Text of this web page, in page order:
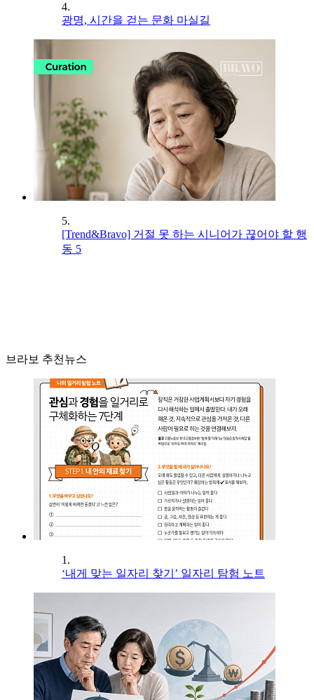
4.
광명, 시간을 걷는 문화 마실길
5.
[Trend&Bravo] 거절 못 하는 시니어가 끊어야 할 행
동 5
브라보 추천뉴스
1.
‘내게 맞는 일자리 찾기’ 일자리 탐험 노트